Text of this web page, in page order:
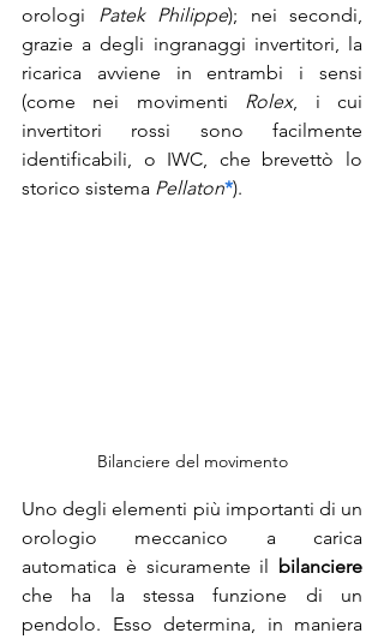
orologi Patek Philippe); nei secondi,
grazie a degli ingranaggi invertitori, la
ricarica avviene in entrambi i sensi
(come nei movimenti Rolex, i cui
invertitori rossi sono facilmente
identificabili, o IWC, che brevettò lo
storico sistema Pellaton*).
Bilanciere del movimento
Uno degli elementi più importanti di un
orologio meccanico a carica
automatica è sicuramente il bilanciere
che ha la stessa funzione di un
pendolo. Esso determina, in maniera